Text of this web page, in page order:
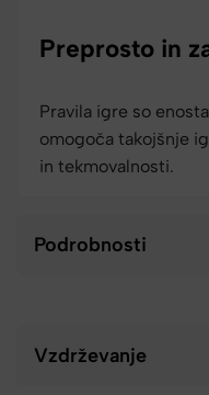
Preprosto in
Pravila igre so
omogoča takojšnje
in tekmovalnosti.
Podrobnosti
Vzdrževanje